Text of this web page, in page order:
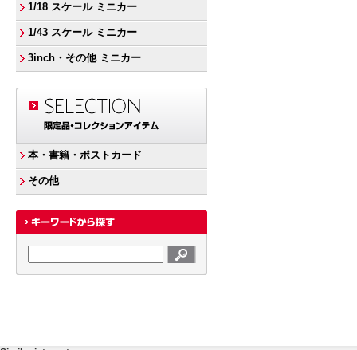
1/18 スケール ミニカー
1/43 スケール ミニカー
3inch・その他 ミニカー
本・書籍・ポストカード
その他